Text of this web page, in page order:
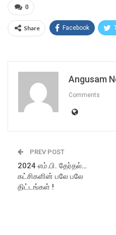
0
Share Facebook
Angusam
Comments
PREV POST
2024 எம்.பி. தேர்தல்…
கட்சிகளின் பலே பலே
திட்டங்கள் !